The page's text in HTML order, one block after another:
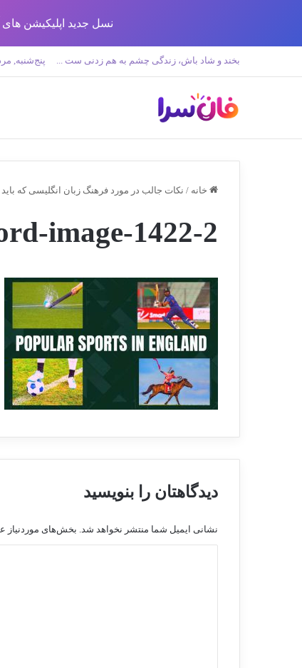
نسل جدید اپلیکیشن های آموزش
بخند و شاد باش، زندگی چشم به هم زدنی ست ... پنج‌شنبه, مرداد 15
خانه / نکات جالب در مورد فرهنگ زبان انگلیسی که باید
image-1422-2
دیدگاهتان را بنویسید
نشانی ایمیل شما منتشر نخواهد شد. بخش‌های موردنیاز